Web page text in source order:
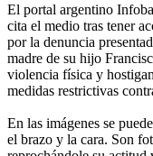
El portal argentino
cita el medio tras tener
por la denuncia
madre de su hijo
violencia física y
medidas restrictivas
En las imágenes se
el brazo y la cara. Son